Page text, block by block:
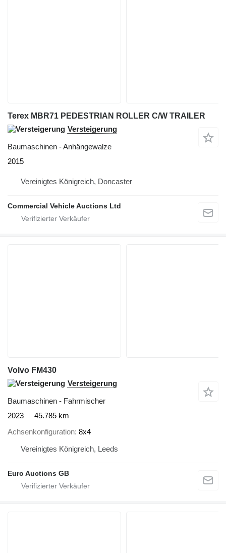
Terex MBR71 PEDESTRIAN ROLLER C/W TRAILER
Versteigerung
Baumaschinen - Anhängewalze
2015
Vereinigtes Königreich, Doncaster
Commercial Vehicle Auctions Ltd
Volvo FM430
Versteigerung
Baumaschinen - Fahrmischer
2023
45.785 km
Achsenkonfiguration 8x4
Vereinigtes Königreich, Leeds
Euro Auctions GB